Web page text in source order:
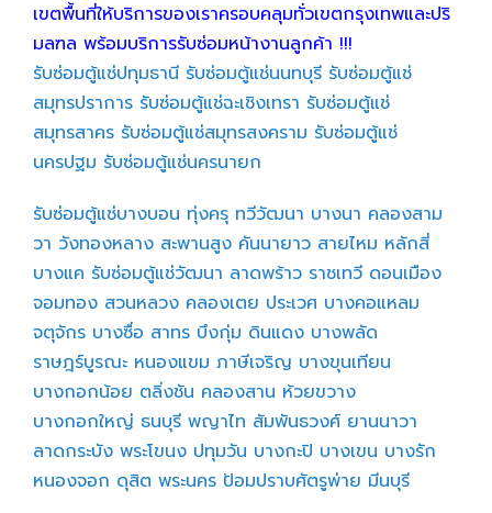
เขตพื้นที่ให้บริการของเราครอบคลุมทั่วเขตกรุงเทพและปริ
มลฑล พร้อมบริการรับซ่อมหน้างานลูกค้า !!!
รับซ่อมตู้แช่ปทุมธานี รับซ่อมตู้แช่นนทบุรี รับซ่อมตู้แช่
สมุทรปราการ รับซ่อมตู้แช่ฉะเชิงเทรา รับซ่อมตู้แช่
สมุทรสาคร รับซ่อมตู้แช่สมุทรสงคราม รับซ่อมตู้แช่
นครปฐม รับซ่อมตู้แช่นครนายก
รับซ่อมตู้แช่บางบอน ทุ่งครุ ทวีวัฒนา บางนา คลองสาม
วา วังทองหลาง สะพานสูง คันนายาว สายไหม หลักสี่
บางแค รับซ่อมตู้แช่วัฒนา ลาดพร้าว ราชเทวี ดอนเมือง
จอมทอง สวนหลวง คลองเตย ประเวศ บางคอแหลม
จตุจักร บางซื่อ สาทร บึงกุ่ม ดินแดง บางพลัด
ราษฎร์บูรณะ หนองแขม ภาษีเจริญ บางขุนเทียน
บางกอกน้อย ตลิ่งชัน คลองสาน ห้วยขวาง
บางกอกใหญ่ ธนบุรี พญาไท สัมพันธวงศ์ ยานนาวา
ลาดกระบัง พระโขนง ปทุมวัน บางกะปิ บางเขน บางรัก
หนองจอก ดุสิต พระนคร ป้อมปราบศัตรูพ่าย มีนบุรี